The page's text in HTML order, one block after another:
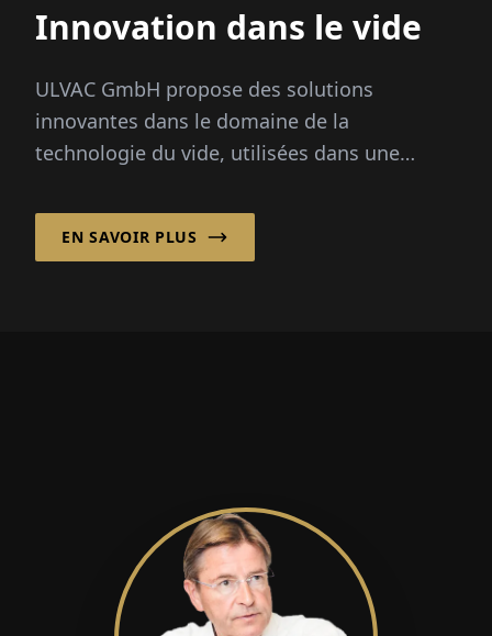
Innovation dans le vide
ULVAC GmbH propose des solutions
innovantes dans le domaine de la
technologie du vide, utilisées dans une
de semi-conducteurs...
EN SAVOIR PLUS